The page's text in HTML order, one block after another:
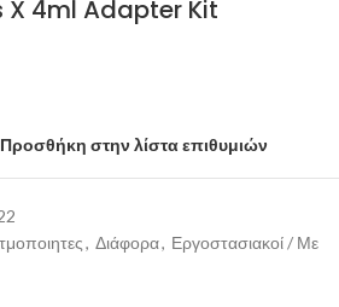
4ml Adapter Kit
Προσθήκη στην λίστα επιθυμιών
, Διάφορα, Εργοστασιακοί / Με